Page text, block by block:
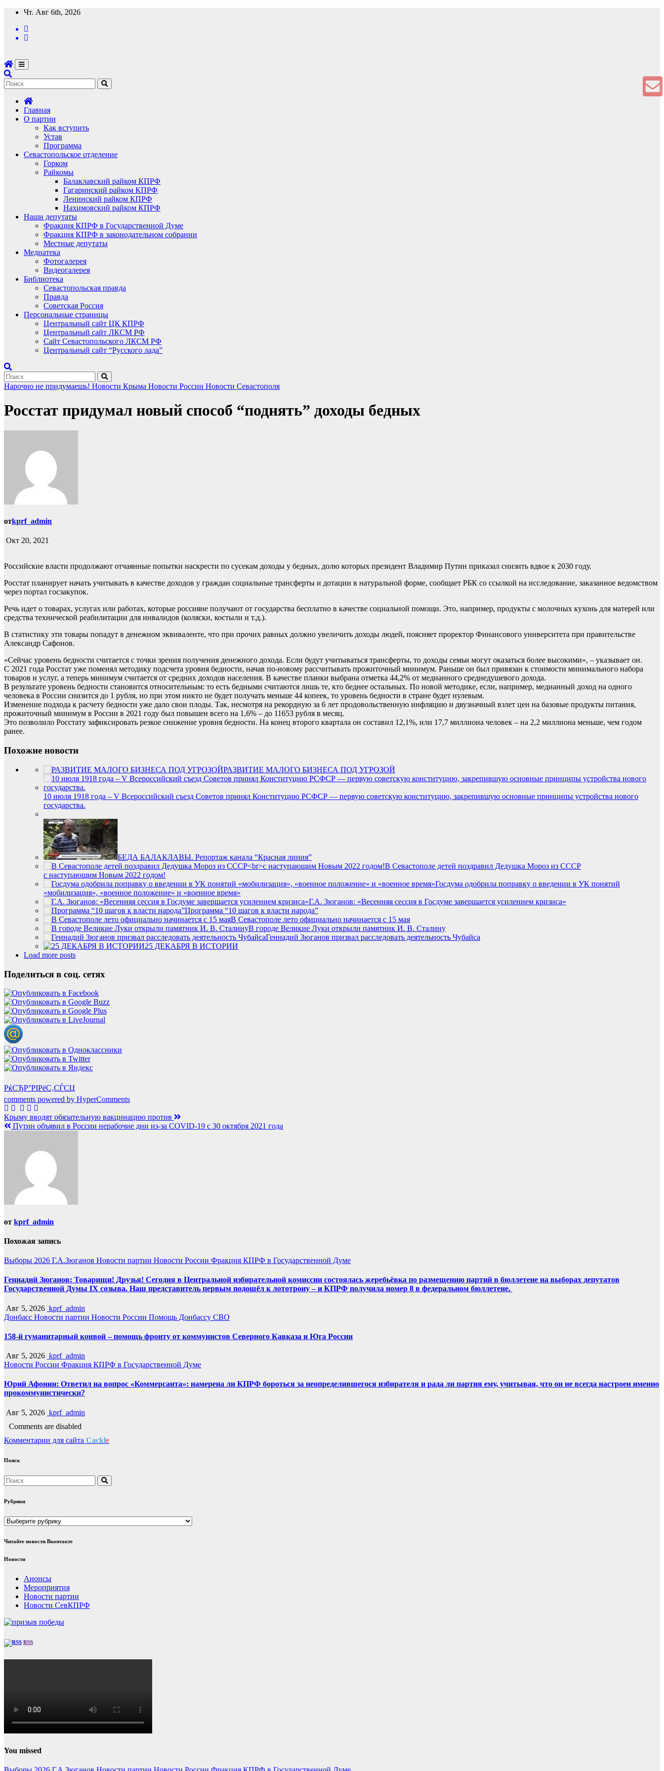
Перейти
содержимому
Чт. Авг 6th, 2026
Главная
О партии
Как вступить
Устав
Программа
Севастопольское отделение
Горком
Райкомы
Балаклавский райком КПРФ
Гагаринский райком КПРФ
Ленинский райком КПРФ
Нахимовский райком КПРФ
Наши депутаты
Фракция КПРФ в Государственной Думе
Фракция КПРФ в законодательном собрании
Местные депутаты
Медиатека
Фотогалерея
Видеогалерея
Библиотека
Севастопольская правда
Правда
Советская Россия
Персональные страницы
Центральный сайт ЦК КПРФ
Центральный сайт ЛКСМ РФ
Сайт Севастопольского ЛКСМ РФ
Центральный сайт “Русского лада”
Нарочно не придумаешь! Новости Крыма Новости России Новости Севастополя
Росстат придумал новый способ “поднять” доходы бедных
отkprf_admin
Окт 20, 2021
Российские власти продолжают отчаянные попытки наскрести по сусекам доходы у бедных, долю которых президент Владимир Путин приказал снизить вдвое к 2030 году.
Росстат планирует начать учитывать в качестве доходов у граждан социальные трансферты и дотации в натуральной форме, сообщает РБК со ссылкой на исследование, заказанное ведомством
через портал госзакупок.
Речь идет о товарах, услугах или работах, которые россияне получают от государства бесплатно в качестве социальной помощи. Это, например, продукты с молочных кухонь для матерей или
средства технической реабилитации для инвалидов (коляски, костыли и т.д.).
В статистику эти товары попадут в денежном эквиваленте, что при прочих равных должно увеличить доходы людей, поясняет проректор Финансового университета при правительстве
Александр Сафонов.
«Сейчас уровень бедности считается с точки зрения получения денежного дохода. Если будут учитываться трансферты, то доходы семьи могут оказаться более высокими», – указывает он.
С 2021 года Росстат уже поменял методику подсчета уровня бедности, начав по-новому рассчитывать прожиточный минимум. Раньше он был привязан к стоимости минимального набора
товаров и услуг, а теперь минимум считается от средних доходов населения. В качестве планки выбрана отметка 44,2% от медианного среднедушевого дохода.
В результате уровень бедности становится относительным: то есть бедными считаются лишь те, кто беднее остальных. По новой методике, если, например, медианный доход на одного
человека в России снизится до 1 рубля, но при этом никто не будет получать меньше 44 копеек, то уровень бедности в стране будет нулевым.
Изменение подхода к расчету бедности уже дало свои плоды. Так, несмотря на рекордную за 6 лет продовольственную инфляцию и двузначный взлет цен на базовые продукты питания,
прожиточный минимум в России в 2021 году был повышен всего на 1,6% – до 11653 рубля в месяц.
Это позволило Росстату зафиксировать резкое снижение уровня бедности. На конец второго квартала он составил 12,1%, или 17,7 миллиона человек – на 2,2 миллиона меньше, чем годом
ранее.
Похожие новости
РАЗВИТИЕ МАЛОГО БИЗНЕСА ПОД УГРОЗОЙ
10 июля 1918 года – V Всероссийский съезд Советов принял Конституцию РСФСР — первую советскую конституцию, закрепившую основные принципы устройства нового
государства.
БЕДА БАЛАКЛАВЫ. Репортаж канала “Красная линия”
В Севастополе детей поздравил Дедушка Мороз из СССР
с наступающим Новым 2022 годом!
Госдума одобрила поправку о введении в УК понятий
«мобилизация», «военное положение» и «военное время»
Г.А. Зюганов: «Весенняя сессия в Госдуме завершается усилением кризиса»
Программа “10 шагов к власти народа”
В Севастополе лето официально начинается с 15 мая
В городе Великие Луки открыли памятник И. В. Сталину
Геннадий Зюганов призвал расследовать деятельность Чубайса
25 ДЕКАБРЯ В ИСТОРИИ
Load more posts
Поделиться в соц. сетях
РќСЂР°РІРёС‚СЃСЏ
comments powered by HyperComments
Навигация
по
Крыму вводят обязательную вакцинацию против
Путин объявил в России нерабочие дни из-за COVID-19 с 30 октября 2021 года
от kprf_admin
Похожая запись
Выборы 2026 Г.А.Зюганов Новости партии Новости России Фракция КПРФ в Государственной Думе
Геннадий Зюганов: Товарищи! Друзья! Сегодня в Центральной избирательной комиссии состоялась жеребьёвка по размещению партий в бюллетене на выборах депутатов
Государственной Думы IX созыва. Наш представитель первым подошёл к лототрону – и КПРФ получила номер 8 в федеральном бюллетене.
Авг 5, 2026 kprf_admin
Донбасс Новости партии Новости России Помощь Донбассу СВО
158-й гуманитарный конвой – помощь фронту от коммунистов Северного Кавказа и Юга России
Авг 5, 2026 kprf_admin
Новости России Фракция КПРФ в Государственной Думе
Юрий Афонин: Ответил на вопрос «Коммерсанта»: намерена ли КПРФ бороться за неопределившегося избирателя и рада ли партия ему, учитывая, что он не всегда настроен именно
прокоммунистически?
Авг 5, 2026 kprf_admin
Comments are disabled
Комментарии для сайта Cackle
Поиск
Рубрики
Рубрики
Читайте новости Вконтакте
Новости
Анонсы
Мероприятия
Новости партии
Новости СевКПРФ
RSS
You missed